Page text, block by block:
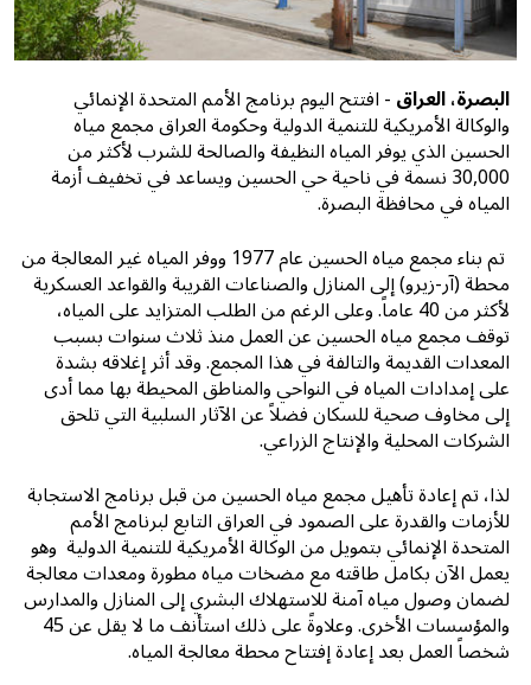
البصرة، العراق- افتتح اليوم برنامج الأمم المتحدة الإنمائي
والوكالة الأمريكية للتنمية الدولية وحكومة العراق مجمع مياه
الحسين الذي يوفر المياه النظيفة والصالحة للشرب لأكثر من
30,000 نسمة في ناحية حي الحسين ويساعد في تخفيف أزمة
المياه في محافظة البصرة.
تم بناء مجمع مياه الحسين عام 1977 ووفر المياه غير المعالجة من
محطة (آر-زيرو) إلى المنازل والصناعات القريبة والقواعد العسكرية
لأكثر من 40 عاماً. وعلى الرغم من الطلب المتزايد على المياه،
توقف مجمع مياه الحسين عن العمل منذ ثلاث سنوات بسبب
المعدات القديمة والتالفة في هذا المجمع. وقد أثر إغلاقه بشدة
على إمدادات المياه في النواحي والمناطق المحيطة بها مما أدى
إلى مخاوف صحية للسكان فضلاً عن الآثار السلبية التي تلحق
الشركات المحلية والإنتاج الزراعي.
لذا، تم إعادة تأهيل مجمع مياه الحسين من قبل برنامج الاستجابة
للأزمات والقدرة على الصمود في العراق التابع لبرنامج الأمم
المتحدة الإنمائي بتمويل من الوكالة الأمريكية للتنمية الدولية وهو
يعمل الآن بكامل طاقته مع مضخات مياه مطورة ومعدات معالجة
لضمان وصول مياه آمنة للاستهلاك البشري إلى المنازل والمدارس
والمؤسسات الأخرى. وعلاوةً على ذلك استأنف ما لا يقل عن 45
شخصاً العمل بعد إعادة إفتتاح محطة معالجة المياه.